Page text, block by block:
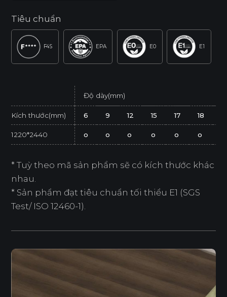
Tiêu chuẩn
F4S EPA E0 E1
Độ dày(mm)
Kích thước(mm) 6 9 12 15 17 18
1220*2440 o o o o o o
* Tuỳ theo mã sản phẩm sẽ có kích thước khác
nhau.
* Sản phẩm đạt tiêu chuẩn tối thiểu E1 (SGS
Test/ ISO 12460-1).